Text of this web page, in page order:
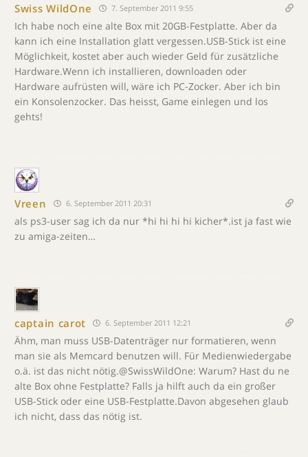
Swiss WildOne 7. September 2011 9:55
Ich habe noch eine alte Box mit 20GB-Festplatte. Aber da
kann ich eine Installation glatt vergessen.USB-Stick ist eine
Möglichkeit, kostet aber auch wieder Geld für zusätzliche
Hardware.Wenn ich installieren, downloaden oder
Hardware aufrüsten will, wäre ich PC-Zocker. Aber ich bin
ein Konsolenzocker. Das heisst, Game einlegen und los
gehts!
Vreen 6. September 2011 20:31
als ps3-user sag ich da nur *hi hi hi hi kicher*.ist ja fast wie
zu amiga-zeiten…
captain carot 6. September 2011 12:21
Ähm, man muss USB-Datenträger nur formatieren, wenn
man sie als Memcard benutzen will. Für Medienwiedergabe
o.ä. ist das nicht nötig.@SwissWildOne: Warum? Hast du ne
alte Box ohne Festplatte? Falls ja hilft auch da ein großer
USB-Stick oder eine USB-Festplatte.Davon abgesehen glaub
ich nicht, dass das nötig ist.